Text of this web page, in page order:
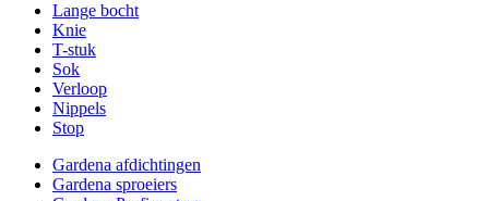
Lange bocht
Knie
T-stuk
Sok
Verloop
Nippels
Stop
Gardena afdichtingen
Gardena sproeiers